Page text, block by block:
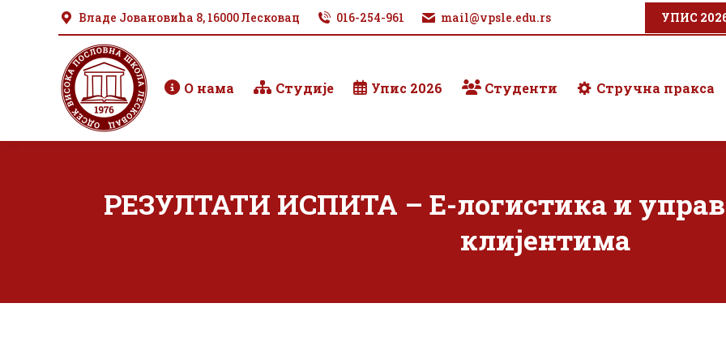
Владе Јовановића 8, 16000 Лесковац 016-254-961 mail@vpsle.edu.rs УПИС
О нама Студије Упис 2026 Студенти Стручна пракса
РЕЗУЛТАТИ ИСПИТА – Е-логистика и
клијентима